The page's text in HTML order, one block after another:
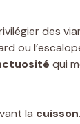
des
ou
qui
la cuisson